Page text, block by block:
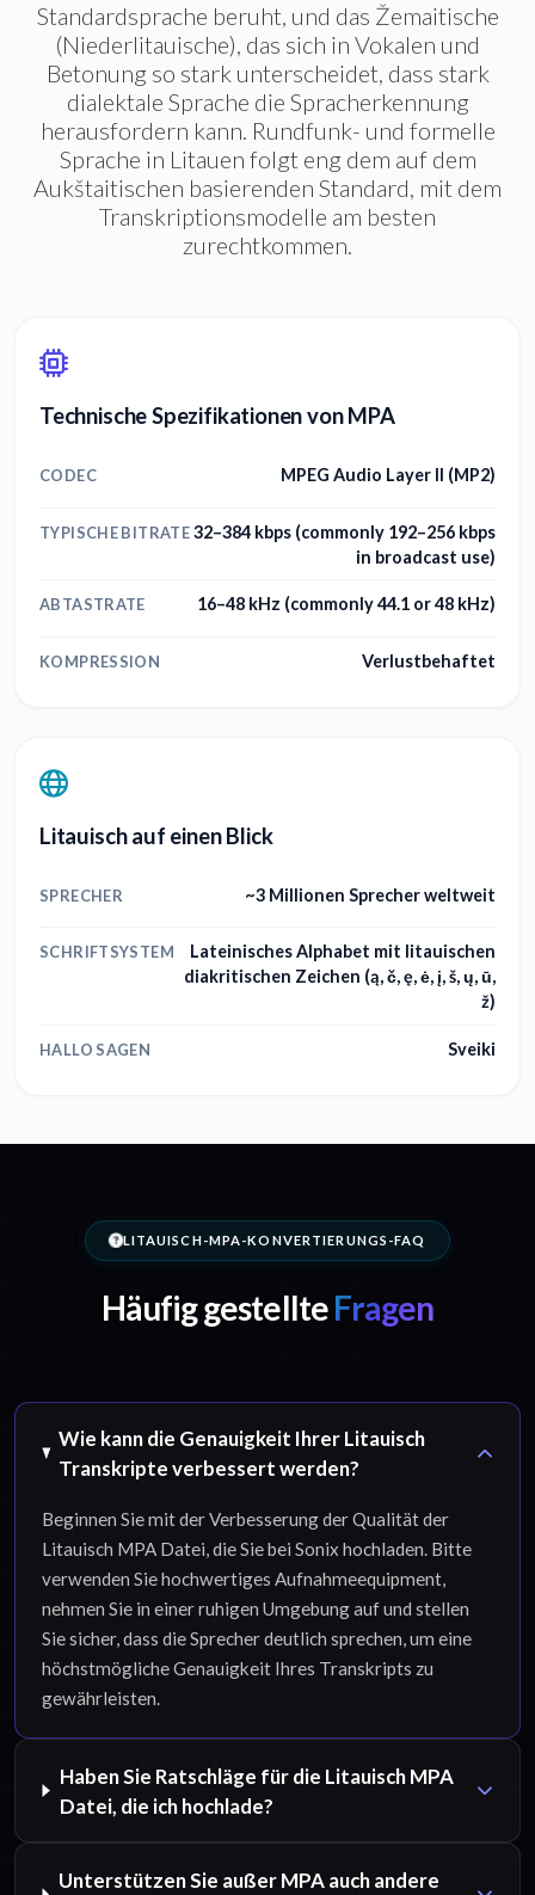
Standardsprache beruht, und das Žemaitische
(Niederlitauische), das sich in Vokalen und
Betonung so stark unterscheidet, dass stark
dialektale Sprache die Spracherkennung
herausfordern kann. Rundfunk- und formelle
Sprache in Litauen folgt eng dem auf dem
Aukštaitischen basierenden Standard, mit dem
Transkriptionsmodelle am besten
zurechtkommen.
Technische Spezifikationen von MPA
CODEC MPEG Audio Layer II (MP2)
TYPISCHE BITRATE32–384 kbps (commonly 192–256 kbps
in broadcast use)
ABTASTRATE 16–48 kHz (commonly 44.1 or 48 kHz)
KOMPRESSION Verlustbehaftet
Litauisch auf einen Blick
SPRECHER ~3 Millionen Sprecher weltweit
SCHRIFTSYSTEM
Lateinisches Alphabet mit litauischen
diakritischen Zeichen (ą, č, ę, ė, į, š, ų, ū,
ž)
HALLO SAGEN Sveiki
LITAUISCH-MPA-KONVERTIERUNGS-FAQ
Häufig gestellteFragen
Wie kann die Genauigkeit Ihrer Litauisch
Transkripte verbessert werden?
Beginnen Sie mit der Verbesserung der Qualität der
Litauisch MPA Datei, die Sie bei Sonix hochladen. Bitte
verwenden Sie hochwertiges Aufnahmeequipment,
nehmen Sie in einer ruhigen Umgebung auf und stellen
Sie sicher, dass die Sprecher deutlich sprechen, um eine
höchstmögliche Genauigkeit Ihres Transkripts zu
gewährleisten.
Haben Sie Ratschläge für die Litauisch MPA
Datei, die ich hochlade?
Unterstützen Sie außer MPA auch andere